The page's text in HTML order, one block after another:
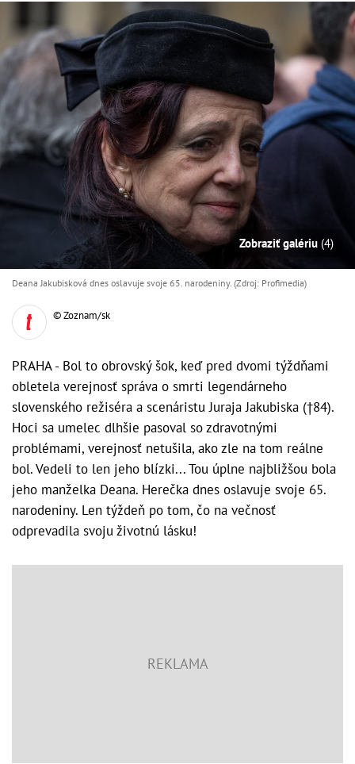
Zobraziť galériu (4)
Deana Jakubisková dnes oslavuje svoje 65. narodeniny. (Zdroj: Profimedia)
© Zoznam/sk
PRAHA - Bol to obrovský šok, keď pred dvomi týždňami
obletela verejnosť správa o smrti legendárneho
slovenského režiséra a scenáristu Juraja Jakubiska (†84).
Hoci sa umelec dlhšie pasoval so zdravotnými
problémami, verejnosť netušila, ako zle na tom reálne
bol. Vedeli to len jeho blízki... Tou úplne najbližšou bola
jeho manželka Deana. Herečka dnes oslavuje svoje 65.
narodeniny. Len týždeň po tom, čo na večnosť
odprevadila svoju životnú lásku!